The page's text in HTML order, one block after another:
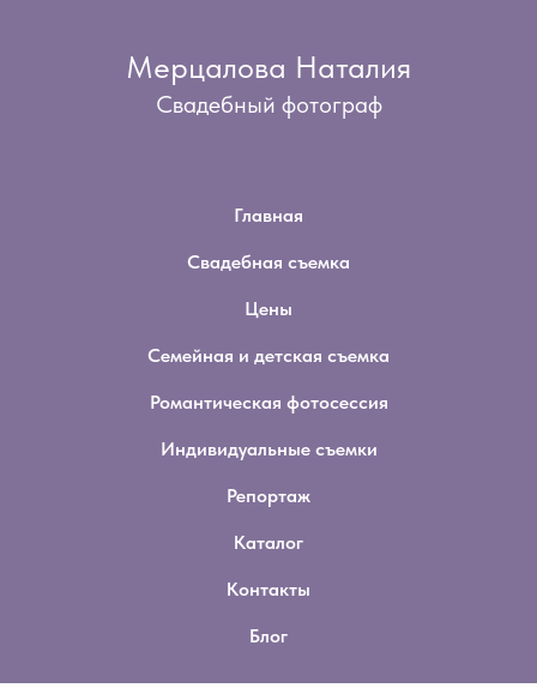
Мерцалова Наталия
Свадебный фотограф
Главная
Свадебная съемка
Цены
Семейная и детская съемка
Романтическая фотосессия
Индивидуальные съемки
Репортаж
Каталог
Контакты
Блог